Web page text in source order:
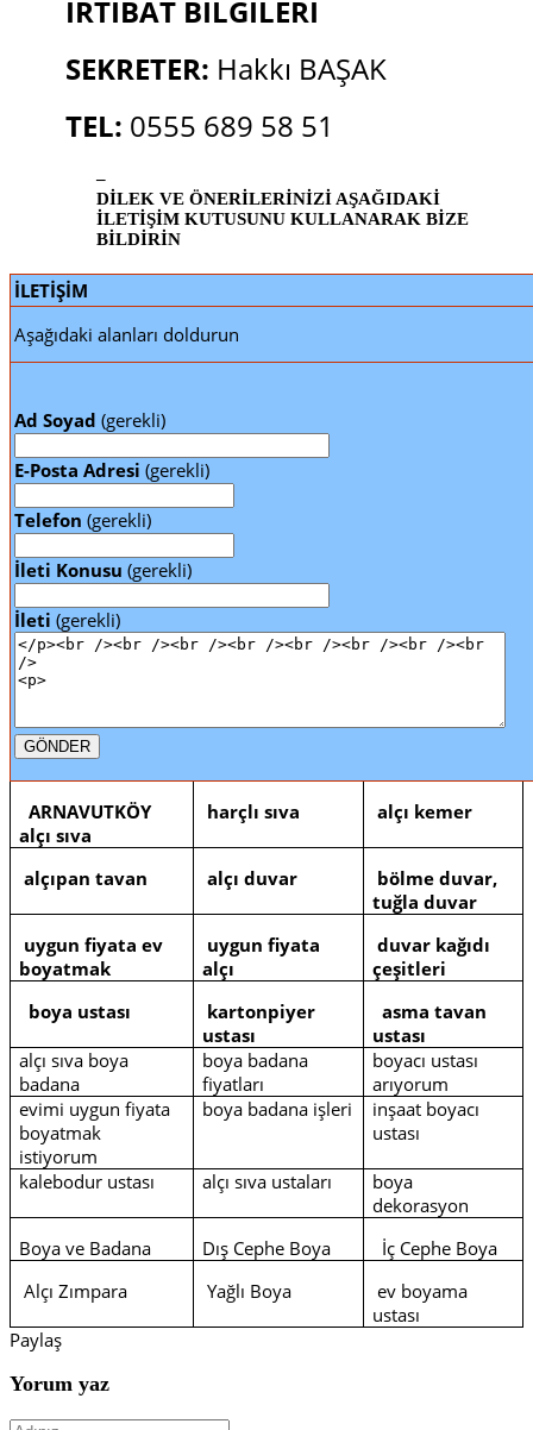
İRTİBAT BİLGİLERİ
SEKRETER: Hakkı BAŞAK
TEL: 0555 689 58 51
–
DİLEK VE ÖNERİLERİNİZİ AŞAĞIDAKİ
İLETİŞİM KUTUSUNU KULLANARAK BİZE
BİLDİRİN
İLETİŞİM
Aşağıdaki alanları doldurun
Ad Soyad (gerekli)
E-Posta Adresi (gerekli)
Telefon (gerekli)
İleti Konusu (gerekli)
İleti (gerekli)
ARNAVUTKÖY
alçı sıva
harçlı sıva alçı kemer
alçıpan tavan alçı duvar
bölme duvar,
tuğla duvar
uygun fiyata ev
boyatmak
uygun fiyata
alçı
duvar kağıdı
çeşitleri
boya ustası
kartonpiyer
ustası
asma tavan
ustası
alçı sıva boya
badana
boya badana
fiyatları
boyacı ustası
arıyorum
evimi uygun fiyata
boyatmak
istiyorum
boya badana işleri
inşaat boyacı
ustası
kalebodur ustası alçı sıva ustaları
boya
dekorasyon
Boya ve Badana
Dış Cephe Boya
İç Cephe Boya
Alçı Zımpara
Yağlı Boya
ev boyama
ustası
Paylaş
Yorum yaz